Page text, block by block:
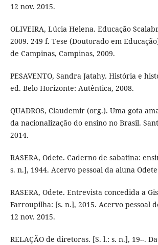
12 nov. 2015.
OLIVEIRA, Lúcia Helena. Educação
2009. 249 f. Tese (Doutorado em
de Campinas, Campinas, 2009.
PESAVENTO, Sandra Jatahy. História e
ed. Belo Horizonte: Autêntica, 2008.
QUADROS, Claudemir (org.). Uma gota
da nacionalização do ensino no Brasil.
2014.
RASERA, Odete. Caderno de sabatina:
s. n.], 1944. Acervo pessoal da aluna
RASERA, Odete. Entrevista concedida a
Farroupilha: [s. n.], 2015. Acervo pessoal
12 nov. 2015.
RELAÇÃO de diretoras. [S. l.: s. n.], 19--.